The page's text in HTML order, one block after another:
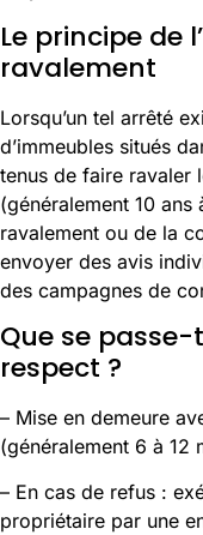
Le principe de
ravalement
Lorsqu’un tel arrêté
d’immeubles situés
tenus de faire ravaler
(généralement 10
ravalement ou de la
envoyer des avis
des campagnes de
Que se
respect ?
– Mise en demeure
(généralement 6 à 12
– En cas de refus :
propriétaire par une